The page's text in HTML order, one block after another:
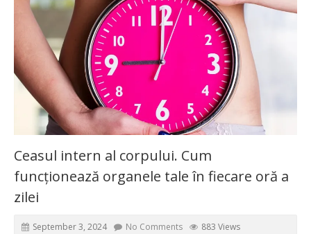
Ceasul intern al corpului. Cum
funcționează organele tale în fiecare oră a
zilei
September 3, 2024 No Comments
883 Views